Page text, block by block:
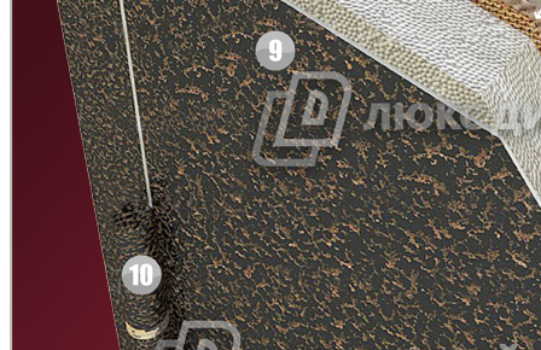
Д-33 Д-35 Н
Рисунок 9 Рисунок 10
C45 C46
C47 C48